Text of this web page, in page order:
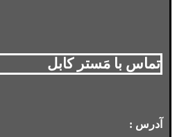
تماس با مَستر کابل
آدرس :